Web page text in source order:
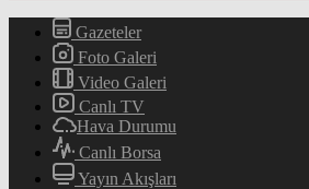
Gazeteler
Foto Galeri
Video Galeri
Canlı TV
Hava Durumu
Canlı Borsa
Yayın Akışları